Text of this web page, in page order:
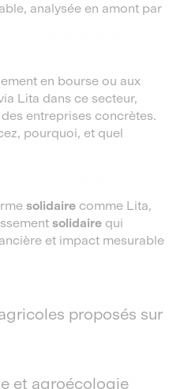
analysée en amont par
en bourse ou aux
Lita dans ce secteur,
entreprises concrètes.
pourquoi, et quel
solidaire comme Lita,
solidaire qui
et impact mesurable
proposés sur
et agroécologie